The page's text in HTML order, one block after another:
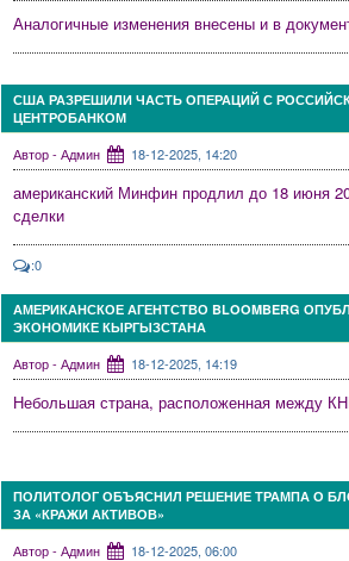
Аналогичные изменения внесены и в
США РАЗРЕШИЛИ ЧАСТЬ ОПЕРАЦИЙ С
ЦЕНТРОБАНКОМ
Автор - Админ 18-12-2025, 14:20
американский Минфин продлил до 18 июня
сделки
:0
АМЕРИКАНСКОЕ АГЕНТСТВО BLOOMBERG
ЭКОНОМИКЕ КЫРГЫЗСТАНА
Автор - Админ 18-12-2025, 14:19
Небольшая страна, расположенная между
ПОЛИТОЛОГ ОБЪЯСНИЛ РЕШЕНИЕ ТРАМПА О
ЗА «КРАЖИ АКТИВОВ»
Автор - Админ 18-12-2025, 06:00